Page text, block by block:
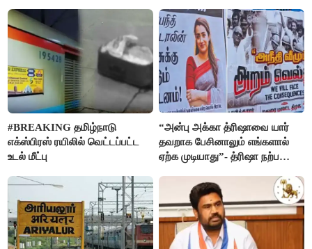
#BREAKING தமிழ்நாடு
எக்ஸ்பிரஸ் ரயிலில் வெட்டப்பட்ட
உடல் மீட்பு
“அன்பு அக்கா த்ரிஷாவை யார்
தவறாக பேசினாலும் எங்களால்
ஏற்க முடியாது”- த்ரிஷா நற்பணி